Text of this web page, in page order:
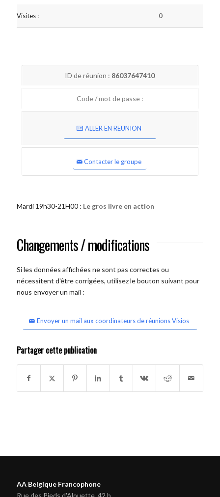
Visites : 0
ID de réunion : 86037647410
Code / mot de passe :
ALLER EN REUNION
Contacter le groupe
Mardi 19h30-21H00 : Le gros livre en action
Changements / modifications
Si les données affichées ne sont pas correctes ou
nécessitent d'être corrigées, utilisez le bouton suivant pour
nous envoyer un mail :
Envoyer un mail aux coordinateurs de réunions Visios
Partager cette publication
AA Belgique Francophone
Rue des Pieds d'Alouette, 42 b